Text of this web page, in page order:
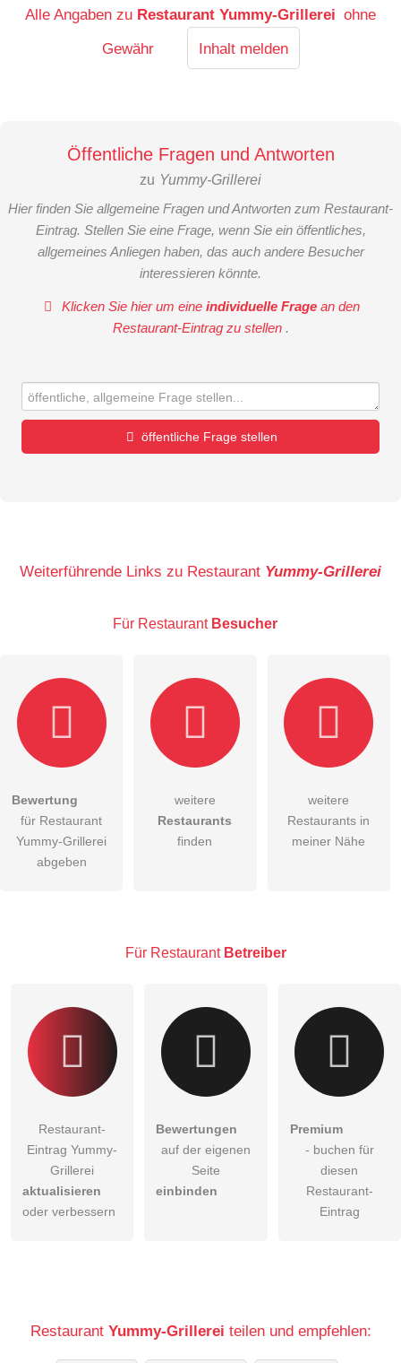
Alle Angaben zu Restaurant Yummy-Grillerei ohne
Gewähr
Inhalt melden
Öffentliche Fragen und Antworten
zu Yummy-Grillerei
Hier finden Sie allgemeine Fragen und Antworten zum Restaurant-
Eintrag. Stellen Sie eine Frage, wenn Sie ein öffentliches,
allgemeines Anliegen haben, das auch andere Besucher
interessieren könnte.
Klicken Sie hier um eineindividuelle Frage an den
Restaurant-Eintrag zu stellen .
öffentliche Frage stellen
E-Mail-Adresse (wird nicht veröffentlicht)
Hiermit akzeptiere ich dieAGB
DieDatenschutzerklärung habe ich zur Kenntnis genommen.
Besucher sichtbar.
Weiterführende Links zu Restaurant Yummy-Grillerei
Für Restaurant Besucher
Bewertung
für Restaurant
Yummy-Grillerei
abgeben
weitere
Restaurants
finden
weitere
Restaurants in
meiner Nähe
Für Restaurant Betreiber
Restaurant-
Eintrag Yummy-
Grillerei
aktualisieren
oder verbessern
Bewertungen
auf der eigenen
Seite
einbinden
Premium
- buchen für
diesen
Restaurant-
Eintrag
Restaurant Yummy-Grillerei teilen und empfehlen: